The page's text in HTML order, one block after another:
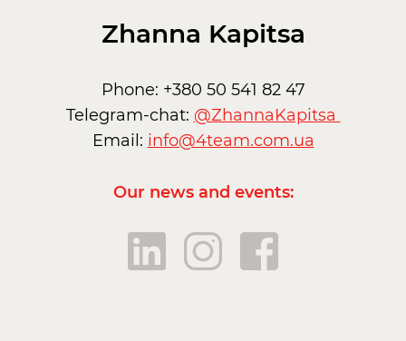
Zhanna Kapitsa
Phone: +380 50 541 82 47
Telegram-chat: @ZhannaKapitsa
Email: info@4team.com.ua
Our news and events: